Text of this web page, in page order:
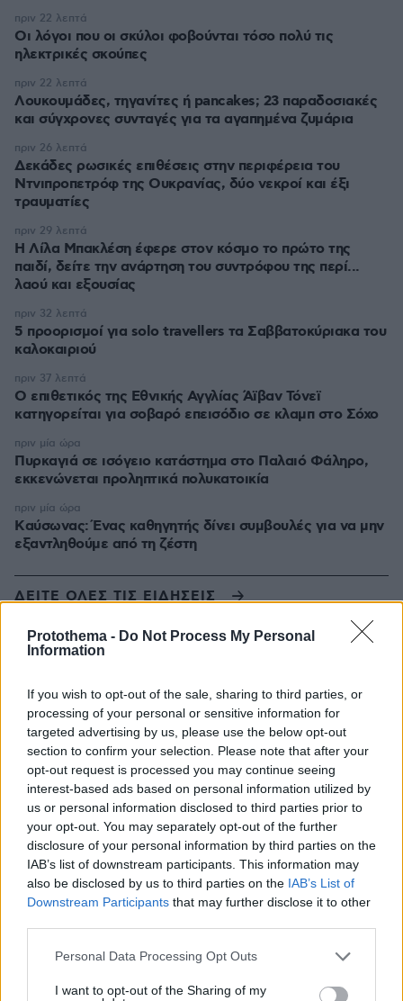
Protothema - Do Not Process My Personal
Information
If you wish to opt-out of the sale, sharing to third parties, or
processing of your personal or sensitive information for
targeted advertising by us, please use the below opt-out
section to confirm your selection. Please note that after your
opt-out request is processed you may continue seeing
interest-based ads based on personal information utilized by
us or personal information disclosed to third parties prior to
your opt-out. You may separately opt-out of the further
disclosure of your personal information by third parties on the
IAB’s list of downstream participants. This information may
also be disclosed by us to third parties on the IAB’s List of
Downstream Participants that may further disclose it to other
Please note that this website/app uses one or more Google
not limited to your visit or usage behaviour. You may click to
Personal Data Processing Opt Outs
I want to opt-out of the Sharing of my
Οι λόγοι που οι σκύλοι φοβούνται τόσο πολύ τις
ηλεκτρικές σκούπες
πριν 22 λεπτά
Λουκουμάδες, τηγανίτες ή pancakes; 23 παραδοσιακές
και σύγχρονες συνταγές για τα αγαπημένα ζυμάρια
πριν 22 λεπτά
Δεκάδες ρωσικές επιθέσεις στην περιφέρεια του
Ντνιπροπετρόφ της Ουκρανίας, δύο νεκροί και έξι
τραυματίες
πριν 26 λεπτά
Η Λίλα Μπακλέση έφερε στον κόσμο το πρώτο της
παιδί, δείτε την ανάρτηση του συντρόφου της περί...
λαού και εξουσίας
πριν 29 λεπτά
5 προορισμοί για solo travellers τα Σαββατοκύριακα του
καλοκαιριού
πριν 32 λεπτά
Ο επιθετικός της Εθνικής Αγγλίας Άϊβαν Τόνεϊ
κατηγορείται για σοβαρό επεισόδιο σε κλαμπ στο Σόχο
πριν 37 λεπτά
Πυρκαγιά σε ισόγειο κατάστημα στο Παλαιό Φάληρο,
εκκενώνεται προληπτικά πολυκατοικία
πριν μία ώρα
Kαύσωνας: Ένας καθηγητής δίνει συμβουλές για να μην
εξαντληθούμε από τη ζέστη
πριν μία ώρα
ΔΕΙΤΕ ΟΛΕΣ ΤΙΣ ΕΙΔΗΣΕΙΣ